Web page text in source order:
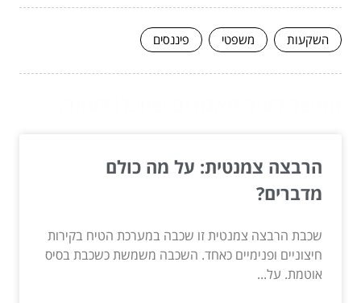
השקעות משפטי פיננסים
הרבצה צמנטית: על מה כולם
מדברים?
שכבת הרבצה צמנטית זו שכבה במערכת הטיח בקירות
חיצוניים ופנימיים כאחד. השכבה משמשת כשכבת בסיס
אוטמת. על...